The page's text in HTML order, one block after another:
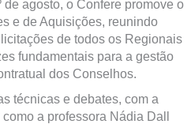
de agosto, o Confere promove o
e de Aquisições, reunindo
de todos os Regionais
fundamentais para a gestão
dos Conselhos.
técnicas e debates, com a
a professora Nádia Dall